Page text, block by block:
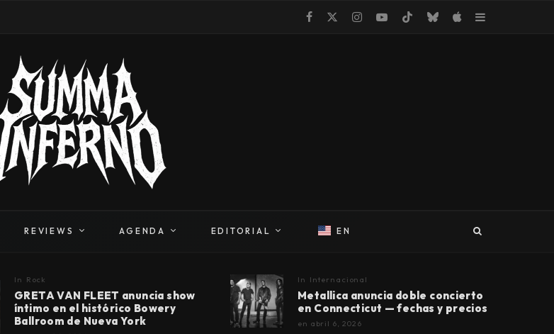
REVIEWS AGENDA EDITORIAL EN
In Rock
GRETA VAN FLEET anuncia show
íntimo en el histórico Bowery
Ballroom de Nueva York
In Internacional
Metallica anuncia doble concierto
en Connecticut — fechas y precios
en abril 6, 2026